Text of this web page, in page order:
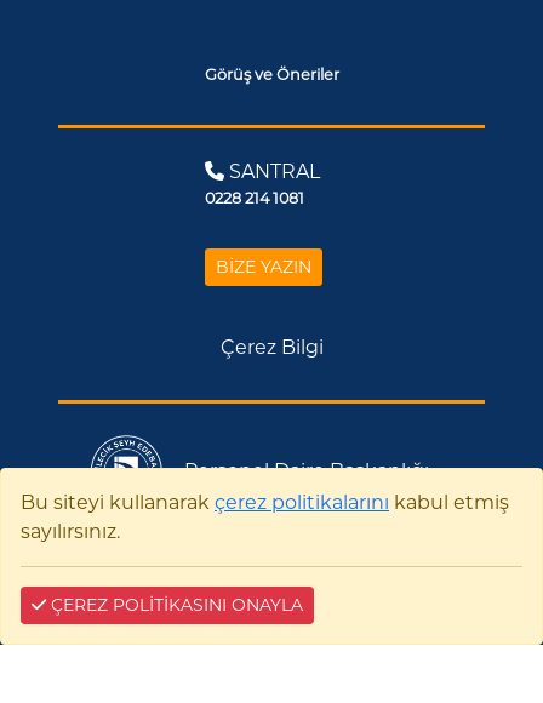
Personel Daire Başkanlığı
Bilecik Şeyh Edebali Üniversitesi Rektörlüğü
0228 214 1081
E-tebligat:35476-96741-22941
0228 214 1082
Görüş ve Öneriler
SANTRAL
0228 214 1081
BİZE YAZIN
Çerez Bilgi
Bu siteyi kullanarak çerez politikalarını kabul etmiş
sayılırsınız.
ÇEREZ POLİTİKASINI ONAYLA